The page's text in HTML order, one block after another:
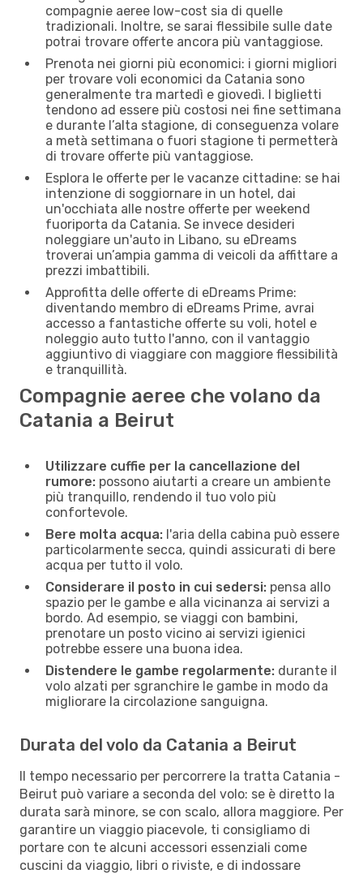
compagnie aeree low-cost sia di quelle
tradizionali. Inoltre, se sarai flessibile sulle date
potrai trovare offerte ancora più vantaggiose.
Prenota nei giorni più economici: i giorni migliori
per trovare voli economici da Catania sono
generalmente tra martedì e giovedì. I biglietti
tendono ad essere più costosi nei fine settimana
e durante l’alta stagione, di conseguenza volare
a metà settimana o fuori stagione ti permetterà
di trovare offerte più vantaggiose.
Esplora le offerte per le vacanze cittadine: se hai
intenzione di soggiornare in un hotel, dai
un'occhiata alle nostre offerte per weekend
fuoriporta da Catania. Se invece desideri
noleggiare un'auto in Libano, su eDreams
troverai un’ampia gamma di veicoli da affittare a
prezzi imbattibili.
Approfitta delle offerte di eDreams Prime:
diventando membro di eDreams Prime, avrai
accesso a fantastiche offerte su voli, hotel e
noleggio auto tutto l'anno, con il vantaggio
aggiuntivo di viaggiare con maggiore flessibilità
e tranquillità.
Compagnie aeree che volano da
Catania a Beirut
Utilizzare cuffie per la cancellazione del
rumore: possono aiutarti a creare un ambiente
più tranquillo, rendendo il tuo volo più
confortevole.
Bere molta acqua: l'aria della cabina può essere
particolarmente secca, quindi assicurati di bere
acqua per tutto il volo.
Considerare il posto in cui sedersi: pensa allo
spazio per le gambe e alla vicinanza ai servizi a
bordo. Ad esempio, se viaggi con bambini,
prenotare un posto vicino ai servizi igienici
potrebbe essere una buona idea.
Distendere le gambe regolarmente: durante il
volo alzati per sgranchire le gambe in modo da
migliorare la circolazione sanguigna.
Durata del volo da Catania a Beirut
Il tempo necessario per percorrere la tratta Catania -
Beirut può variare a seconda del volo: se è diretto la
durata sarà minore, se con scalo, allora maggiore. Per
garantire un viaggio piacevole, ti consigliamo di
portare con te alcuni accessori essenziali come
cuscini da viaggio, libri o riviste, e di indossare